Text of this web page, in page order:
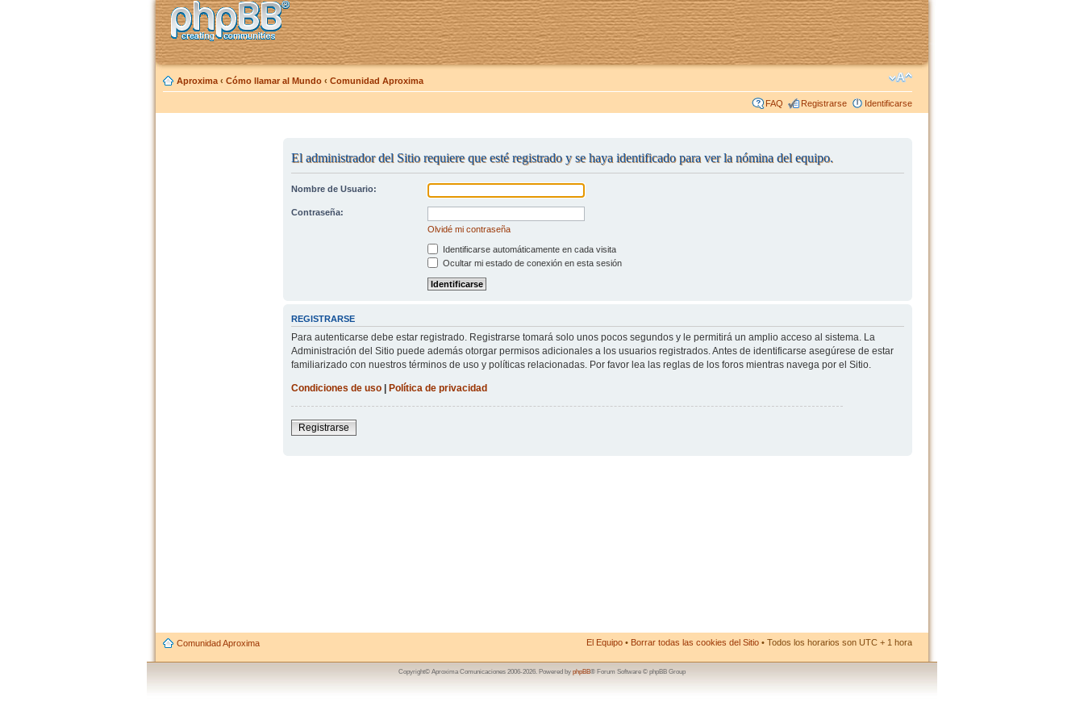
Aproxima ‹ Cómo llamar al Mundo ‹ Comunidad Aproxima
FAQ Registrarse Identificarse
El administrador del Sitio requiere que esté registrado y se haya identificado para ver la nómina del equipo.
Nombre de Usuario:
Contraseña:
Olvidé mi contraseña
Identificarse automáticamente en cada visita
Ocultar mi estado de conexión en esta sesión
REGISTRARSE
Para autenticarse debe estar registrado. Registrarse tomará solo unos pocos segundos y le permitirá un amplio acceso al sistema. La
Administración del Sitio puede además otorgar permisos adicionales a los usuarios registrados. Antes de identificarse asegúrese de estar
familiarizado con nuestros términos de uso y políticas relacionadas. Por favor lea las reglas de los foros mientras navega por el Sitio.
Condiciones de uso| Política de privacidad
Registrarse
Comunidad Aproxima El Equipo • Borrar todas las cookies del Sitio • Todos los horarios son UTC + 1 hora
Copyright© Aproxima Comunicaciones 2006-2026. Powered by phpBB® Forum Software © phpBB Group